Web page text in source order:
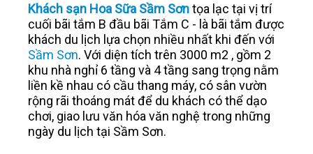
Khách sạn Hoa Sữa Sầm Sơntọa lạc tại vị trí
cuối bãi tắm B đầu bãi Tắm C - là bãi tắm được
khách du lịch lựa chọn nhiều nhất khi đến với
Sầm Sơn. Với diện tích trên 3000 m2 , gồm 2
khu nhà nghỉ 6 tầng và 4 tầng sang trọng nằm
liền kề nhau có cầu thang máy, có sân vườn
rộng rãi thoáng mát để du khách có thể dạo
chơi, giao lưu văn hóa văn nghệ trong những
ngày du lịch tại Sầm Sơn.